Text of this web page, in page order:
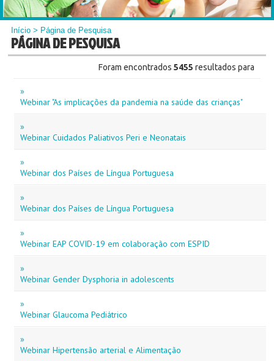
Início > Página de Pesquisa
PÁGINA DE PESQUISA
Foram encontrados 5455resultados para
»
Webinar "As implicações da pandemia na saúde das crianças"
»
Webinar Cuidados Paliativos Peri e Neonatais
»
Webinar dos Países de Língua Portuguesa
»
Webinar dos Países de Língua Portuguesa
»
Webinar EAP COVID-19 em colaboração com ESPID
»
Webinar Gender Dysphoria in adolescents
»
Webinar Glaucoma Pediátrico
»
Webinar Hipertensão arterial e Alimentação